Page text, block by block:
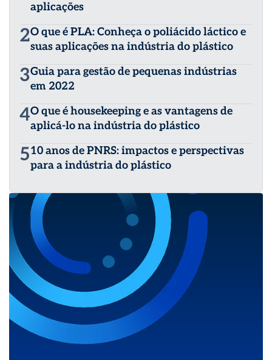
aplicações
2O que é PLA: Conheça o poliácido láctico e
suas aplicações na indústria do plástico
3Guia para gestão de pequenas indústrias
em 2022
4O que é housekeeping e as vantagens de
aplicá-lo na indústria do plástico
510 anos de PNRS: impactos e perspectivas
para a indústria do plástico